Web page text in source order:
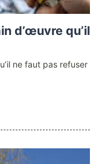
d’œuvre qu’il
ne faut pas refuser